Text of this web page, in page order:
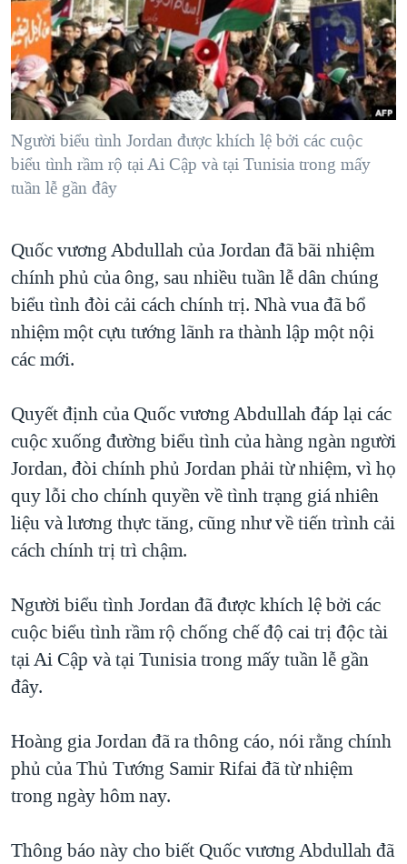
"Tìm"NGƯỜI VIỆT HẢI NGOẠI
ĐỜI SỐNG
KINH TẾ
KHOA HỌC
SỨC KHOẺ
VĂN HOÁ
GIÁO DỤC
TẠI
HÀNH TRÌNH BẦU CỬ 2024
MỘT NĂM CHIẾN TRANH TẠI DẢI GAZA
GIẢI MÃ VÀNH ĐAI & CON ĐƯỜNG
NGÀY TỊ NẠN THẾ GIỚI
TRỊNH VĨNH BÌNH - NGƯỜI HẠ 'BÊN THẮNG CUỘC'
GROUND ZERO – XƯA VÀ NAY
CÁC GIÁ TRỊ CỘNG HÒA Ở VIỆT NAM
THƯỢNG ĐỈNH TRUMP-KIM TẠI VIỆT NAM
TRỊNH VĨNH BÌNH VS. CHÍNH PHỦ VIỆT NAM
NGƯ DÂN VIỆT VÀ LÀN SÓNG TRỘM HẢI SÂM
QUAN HỆ VIỆT MỸ
VIDEO
NGHE
MẠNG XÃ HỘI
Ngôn ngữ khác
Người biểu tình Jordan được khích lệ bởi các cuộc
biểu tình rầm rộ tại Ai Cập và tại Tunisia trong mấy
tuần lễ gần đây
Quốc vương Abdullah của Jordan đã bãi nhiệm
chính phủ của ông, sau nhiều tuần lễ dân chúng
biểu tình đòi cải cách chính trị. Nhà vua đã bổ
nhiệm một cựu tướng lãnh ra thành lập một nội
các mới.
Quyết định của Quốc vương Abdullah đáp lại các
cuộc xuống đường biểu tình của hàng ngàn người
Jordan, đòi chính phủ Jordan phải từ nhiệm, vì họ
quy lỗi cho chính quyền về tình trạng giá nhiên
liệu và lương thực tăng, cũng như về tiến trình cải
cách chính trị trì chậm.
Người biểu tình Jordan đã được khích lệ bởi các
cuộc biểu tình rầm rộ chống chế độ cai trị độc tài
tại Ai Cập và tại Tunisia trong mấy tuần lễ gần
đây.
Hoàng gia Jordan đã ra thông cáo, nói rằng chính
phủ của Thủ Tướng Samir Rifai đã từ nhiệm
trong ngày hôm nay.
Thông báo này cho biết Quốc vương Abdullah đã